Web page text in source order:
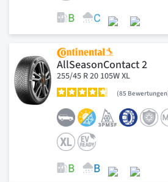
AllSeasonContact 2
255/45 R 20 105W XL
85 Bewertungen